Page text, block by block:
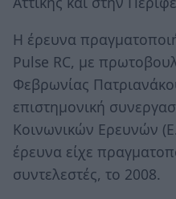
Η έρευνα
Pulse RC, με
Φεβρωνίας
επιστημονική
Κοινωνικών Ερευνών
έρευνα είχε
συντελεστές, το 2008.